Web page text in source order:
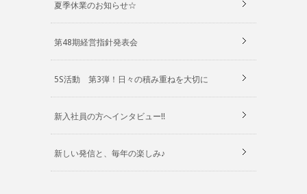
夏季休業のお知らせ☆
第48期経営指針発表会
5S活動 第3弾！日々の積み重ねを大切に
新入社員の方へインタビュー!!
新しい発信と、毎年の楽しみ♪